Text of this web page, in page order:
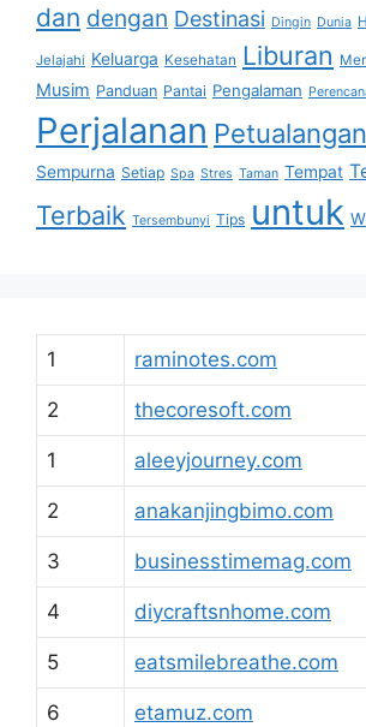
dan dengan Destinasi Dingin Dunia
Jelajahi Keluarga Kesehatan Liburan
Musim Panduan Pantai Pengalaman
Perjalanan Petualangan
Sempurna Setiap Spa Stres Taman Tempat
Terbaik Tersembunyi Tips untuk
1 raminotes.com
2 thecoresoft.com
1 aleeyjourney.com
2 anakanjingbimo.com
3 businesstimemag.com
4 diycraftsnhome.com
5 eatsmilebreathe.com
6 etamuz.com